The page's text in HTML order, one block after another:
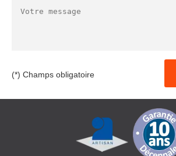
(*) Champs obligatoire